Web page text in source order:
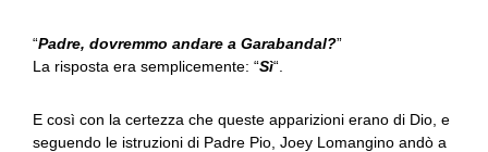
“Padre, dovremmo andare a Garabandal?”
La risposta era semplicemente: “Sì“.
E così con la certezza che queste apparizioni erano di Dio, e
seguendo le istruzioni di Padre Pio, Joey Lomangino andò a